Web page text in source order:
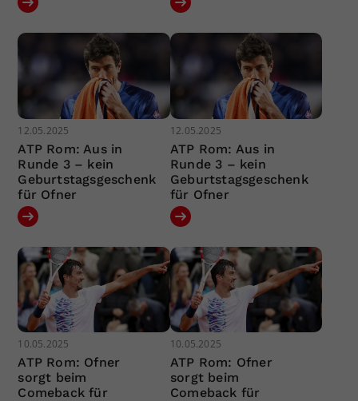
12.05.2025
ATP Rom: Aus in
Runde 3 – kein
Geburtstagsgeschenk
für Ofner
12.05.2025
ATP Rom: Aus in
Runde 3 – kein
Geburtstagsgeschenk
für Ofner
10.05.2025
ATP Rom: Ofner
sorgt beim
Comeback für
10.05.2025
ATP Rom: Ofner
sorgt beim
Comeback für